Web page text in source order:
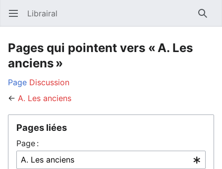
Ouvrir le menu principal Librairal
Pages qui pointent vers « A. Les
anciens »
Page Discussion
← A. Les anciens
Pages liées
Page :